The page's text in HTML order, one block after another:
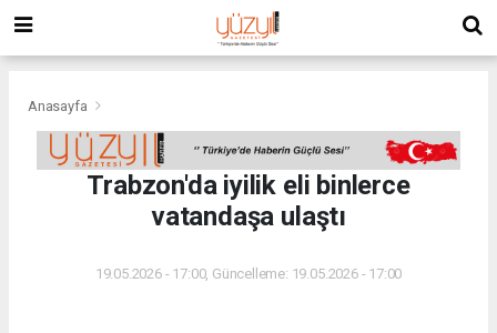
Anasayfa
Trabzon'da iyilik eli binlerce
vatandaşa ulaştı
19.05.2026 - 17:00, Güncelleme: 19.05.2026 - 17:00